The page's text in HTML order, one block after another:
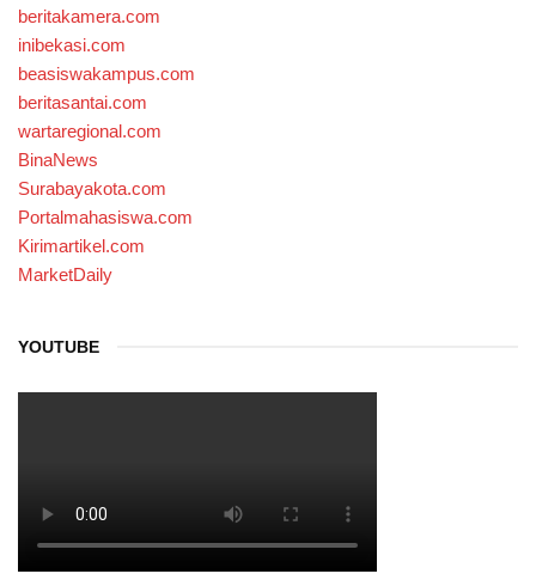
beritakamera.com
inibekasi.com
beasiswakampus.com
beritasantai.com
wartaregional.com
BinaNews
Surabayakota.com
Portalmahasiswa.com
Kirimartikel.com
MarketDaily
YOUTUBE